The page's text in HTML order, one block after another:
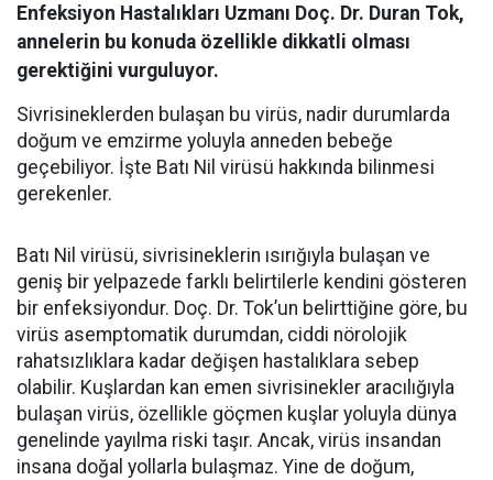
Enfeksiyon Hastalıkları Uzmanı Doç. Dr. Duran Tok,
annelerin bu konuda özellikle dikkatli olması
gerektiğini vurguluyor.
Sivrisineklerden bulaşan bu virüs, nadir durumlarda
doğum ve emzirme yoluyla anneden bebeğe
geçebiliyor. İşte Batı Nil virüsü hakkında bilinmesi
gerekenler.
Batı Nil virüsü, sivrisineklerin ısırığıyla bulaşan ve
geniş bir yelpazede farklı belirtilerle kendini gösteren
bir enfeksiyondur. Doç. Dr. Tok’un belirttiğine göre, bu
virüs asemptomatik durumdan, ciddi nörolojik
rahatsızlıklara kadar değişen hastalıklara sebep
olabilir. Kuşlardan kan emen sivrisinekler aracılığıyla
bulaşan virüs, özellikle göçmen kuşlar yoluyla dünya
genelinde yayılma riski taşır. Ancak, virüs insandan
insana doğal yollarla bulaşmaz. Yine de doğum,